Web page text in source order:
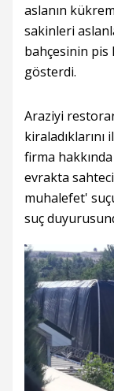
aslanın
sakinleri
bahçesinin pis
gösterdi.
Araziyi
kiraladıklarını
firma
evrakta
muhalefet'
suç